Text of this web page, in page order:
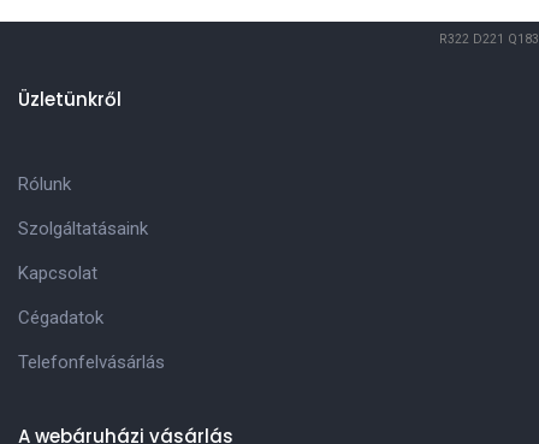
R322 D221 Q183
Üzletünkről
Rólunk
Szolgáltatásaink
Kapcsolat
Cégadatok
Telefonfelvásárlás
A webáruházi vásárlás